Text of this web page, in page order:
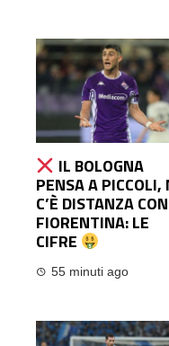
IL BOLOGNA
PENSA A PICCOLI,
C’È DISTANZA
FIORENTINA: LE
CIFRE
55 minuti ago